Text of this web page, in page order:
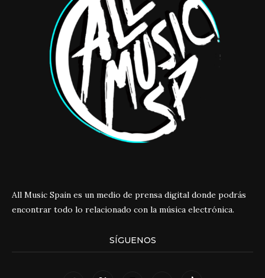
All Music Spain es un medio de prensa digital donde podrás
encontrar todo lo relacionado con la música electrónica.
SÍGUENOS